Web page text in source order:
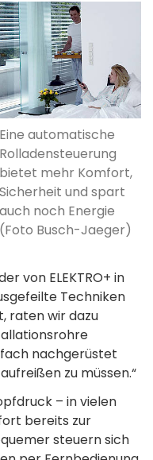
Eine automatische
Rolladensteuerung
bietet mehr Komfort,
Sicherheit und spart
auch noch Energie
(Foto Busch-Jaeger)
von ELEKTRO+ in
Techniken
raten wir dazu
nachgerüstet
zu müssen.“
– in vielen
bereits zur
steuern sich